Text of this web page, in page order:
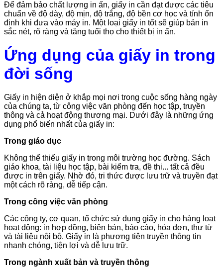
Để đảm bảo chất lượng in ấn, giấy in cần đạt được các tiêu
chuẩn về độ dày, độ mịn, độ trắng, độ bền cơ học và tính ổn
định khi đưa vào máy in. Một loại giấy in tốt sẽ giúp bản in
sắc nét, rõ ràng và tăng tuổi thọ cho thiết bị in ấn.
Ứng dụng của giấy in trong
đời sống
Giấy in hiện diện ở khắp mọi nơi trong cuộc sống hàng ngày
của chúng ta, từ công việc văn phòng đến học tập, truyền
thông và cả hoạt động thương mại. Dưới đây là những ứng
dụng phổ biến nhất của giấy in:
Trong giáo dục
Không thể thiếu giấy in trong môi trường học đường. Sách
giáo khoa, tài liệu học tập, bài kiểm tra, đề thi... tất cả đều
được in trên giấy. Nhờ đó, tri thức được lưu trữ và truyền đạt
một cách rõ ràng, dễ tiếp cận.
Trong công việc văn phòng
Các công ty, cơ quan, tổ chức sử dụng giấy in cho hàng loạt
hoạt động: in hợp đồng, biên bản, báo cáo, hóa đơn, thư từ
và tài liệu nội bộ. Giấy in là phương tiện truyền thông tin
nhanh chóng, tiện lợi và dễ lưu trữ.
Trong ngành xuất bản và truyền thông